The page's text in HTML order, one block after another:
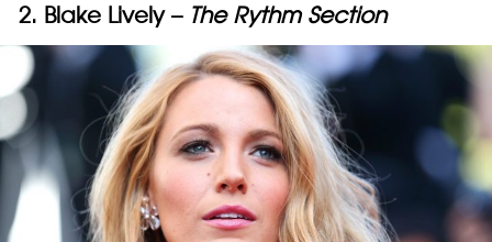
2. Blake Lively – The Rythm Section